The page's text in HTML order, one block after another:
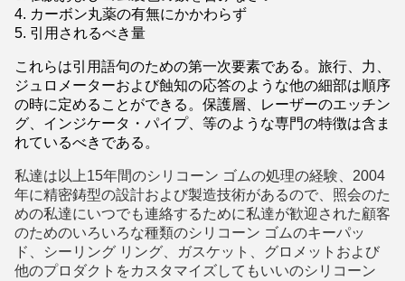
4. カーボン丸薬の有無にかかわらず
5. 引用されるべき量
これらは引用語句のための第一次要素である。旅行、力、
ジュロメーターおよび蝕知の応答のような他の細部は順序
の時に定めることができる。保護層、レーザーのエッチン
グ、インジケータ・パイプ、等のような専門の特徴は含ま
れているべきである。
私達は以上15年間のシリコーン ゴムの処理の経験、2004
年に精密鋳型の設計および製造技術があるので、照会のた
めの私達にいつでも連絡するために私達が歓迎された顧客
のためのいろいろな種類のシリコーン ゴムのキーパッ
ド、シーリング リング、ガスケット、グロメットおよび
他のプロダクトをカスタマイズしてもいいのシリコーン